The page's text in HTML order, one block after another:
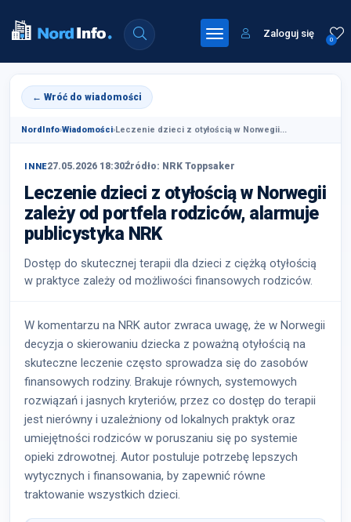
0
Zaloguj się
← Wróć do wiadomości
NordInfo›Wiadomości›Leczenie dzieci z otyłością w Norwegii...
INNE27.05.2026 18:30Źródło: NRK Toppsaker
Leczenie dzieci z otyłością w Norwegii
zależy od portfela rodziców, alarmuje
publicystyka NRK
Dostęp do skutecznej terapii dla dzieci z ciężką otyłością
w praktyce zależy od możliwości finansowych rodziców.
W komentarzu na NRK autor zwraca uwagę, że w Norwegii
decyzja o skierowaniu dziecka z poważną otyłością na
skuteczne leczenie często sprowadza się do zasobów
finansowych rodziny. Brakuje równych, systemowych
rozwiązań i jasnych kryteriów, przez co dostęp do terapii
jest nierówny i uzależniony od lokalnych praktyk oraz
umiejętności rodziców w poruszaniu się po systemie
opieki zdrowotnej. Autor postuluje potrzebę lepszych
wytycznych i finansowania, by zapewnić równe
traktowanie wszystkich dzieci.